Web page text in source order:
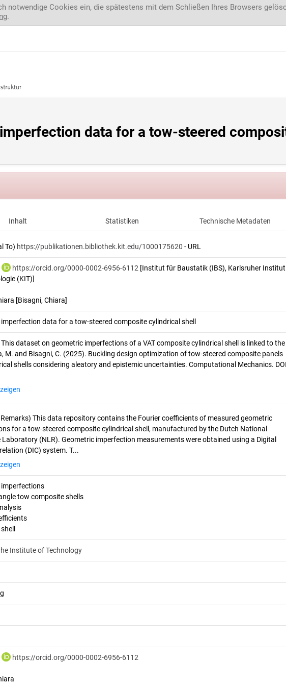
notwendige Cookies ein, die spätestens mit dem Schließen Ihres Browsers
.
data for a tow-steered
Inhalt Statistiken Technische Metadaten
To) https://publikationen.bibliothek.kit.edu/1000175620 - URL
https://orcid.org/0000-0002-6956-6112 [Institut für Baustatik (IBS), Karlsruher Institut
(KIT)]
[Bisagni, Chiara]
data for a tow-steered composite cylindrical shell
This dataset on geometric imperfections of a VAT composite cylindrical shell is linked to the
M. and Bisagni, C. (2025). Buckling design optimization of tow-steered composite panels
shells considering aleatory and epistemic uncertainties. Computational Mechanics.
This data repository contains the Fourier coefficients of measured geometric
for a tow-steered composite cylindrical shell, manufactured by the Dutch National
Laboratory (NLR). Geometric imperfection measurements were obtained using a Digital
(DIC) system. T...
tow composite shells
Institute of Technology
https://orcid.org/0000-0002-6956-6112